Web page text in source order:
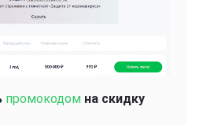
промокодом на скидку